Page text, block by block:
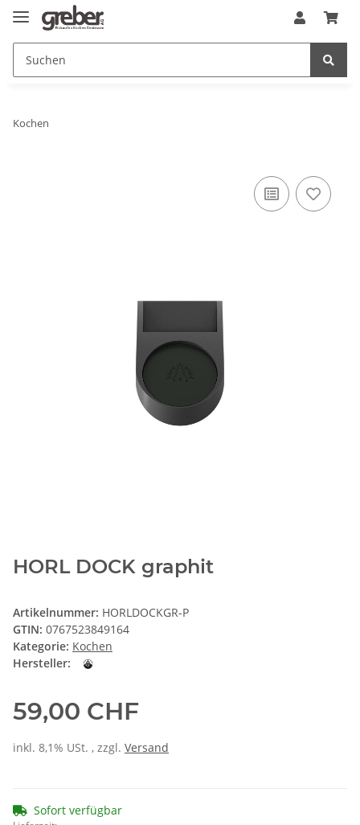
Kochen
HORL DOCK graphit
Artikelnummer: HORLDOCKGR-P
GTIN: 0767523849164
Kategorie: Kochen
Hersteller:
59,00 CHF
inkl. 8,1% USt. , zzgl. Versand
Sofort verfügbar